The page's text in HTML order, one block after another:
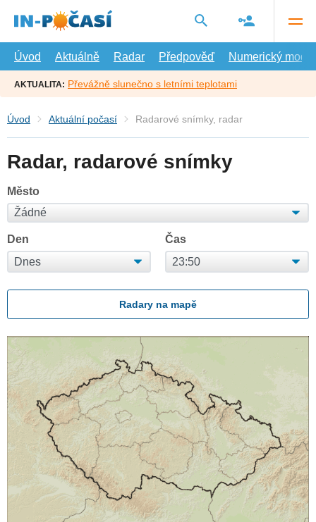
hlavní
Úvod
Aktuálně Radar Předpověď Numerický model
AKTUALITA: Převážně slunečno s letními teplotami
Úvod Aktuální počasí Radarové snímky, radar
Radar, radarové snímky
Město
Den Čas
Radary na mapě